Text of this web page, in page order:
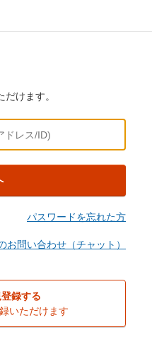
けます。
パスワードを忘れた方
お問い合わせ（チャット）
録する
いただけます